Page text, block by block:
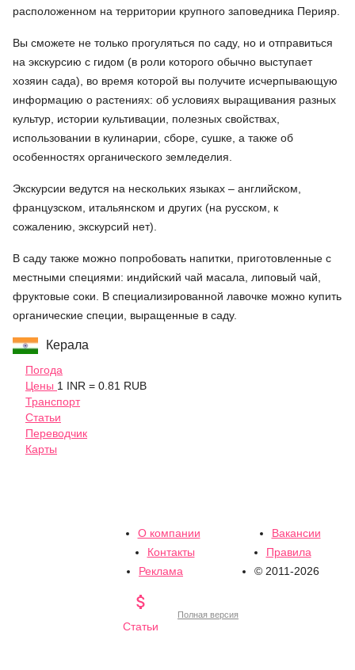
расположенном на территории крупного заповедника Перияр.
Вы сможете не только прогуляться по саду, но и отправиться
на экскурсию с гидом (в роли которого обычно выступает
хозяин сада), во время которой вы получите исчерпывающую
информацию о растениях: об условиях выращивания разных
культур, истории культивации, полезных свойствах,
использовании в кулинарии, сборе, сушке, а также об
особенностях органического земледелия.
Экскурсии ведутся на нескольких языках – английском,
французском, итальянском и других (на русском, к
сожалению, экскурсий нет).
В саду также можно попробовать напитки, приготовленные с
местными специями: индийский чай масала, липовый чай,
фруктовые соки. В специализированной лавочке можно купить
органические специи, выращенные в саду.
Керала
Погода
Цены 1 INR = 0.81 RUB
Транспорт
Статьи
Переводчик
Карты
О компании
Вакансии
Контакты
Правила
Реклама
© 2011-2026

Статьи
Полная версия